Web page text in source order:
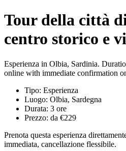
Tour della città
centro storico e
Esperienza in Olbia, Sardinia.
online with immediate confirmation
Tipo: Esperienza
Luogo: Olbia, Sardegna
Durata: 3 ore
Prezzo: da €229
Prenota questa esperienza
immediata, cancellazione flessibile.